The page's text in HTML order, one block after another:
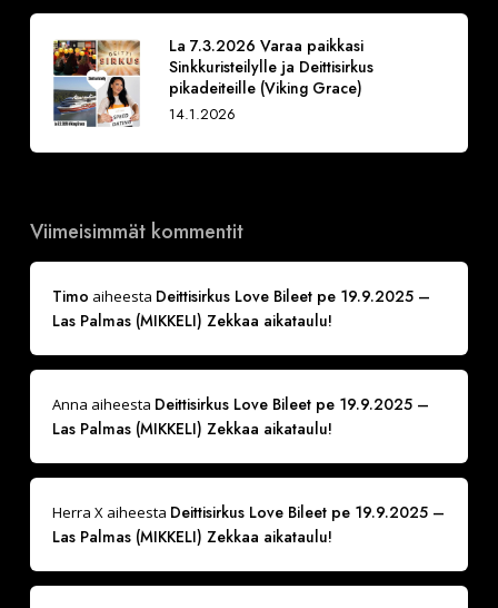
La 7.3.2026 Varaa paikkasi
Sinkkuristeilylle ja Deittisirkus
pikadeiteille (Viking Grace)
14.1.2026
Viimeisimmät kommentit
Timo aiheesta Deittisirkus Love Bileet pe 19.9.2025 –
Las Palmas (MIKKELI) Zekkaa aikataulu!
Anna aiheesta Deittisirkus Love Bileet pe 19.9.2025 –
Las Palmas (MIKKELI) Zekkaa aikataulu!
Herra Xaiheesta Deittisirkus Love Bileet pe 19.9.2025 –
Las Palmas (MIKKELI) Zekkaa aikataulu!